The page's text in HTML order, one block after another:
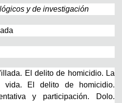
y de investigación
El delito de homicidio. La
vida. El delito de homicidio.
y participación. Dolo.